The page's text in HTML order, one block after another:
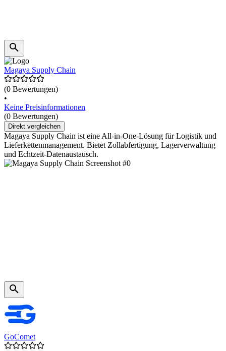
Magaya Supply Chain
(0 Bewertungen)
•
Keine Preisinformationen
(0 Bewertungen)
Direkt vergleichen
Magaya Supply Chain ist eine All-in-One-Lösung für Logistik und
Lieferkettenmanagement. Bietet Zollabfertigung, Lagerverwaltung
und Echtzeit-Datenaustausch.
GoComet